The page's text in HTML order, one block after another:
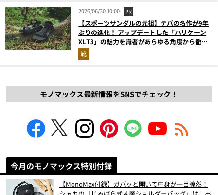
2026/06/30 10:00 PR
【スポーツサンダルの元祖】テバの名作が9年
ぶりの進化！ アップデートした「ハリケーン
XLT3」の魅力を識者があらゆる角度から徹底
解説！
靴
モノマックス最新情報をSNSでチェック！
今月のモノマックス特別付録
【MonoMax付録】ガバッと開いて中身が一目瞭然！